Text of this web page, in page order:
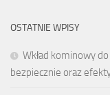
OSTATNIE WPISY
Wkład kominowy
bezpiecznie oraz